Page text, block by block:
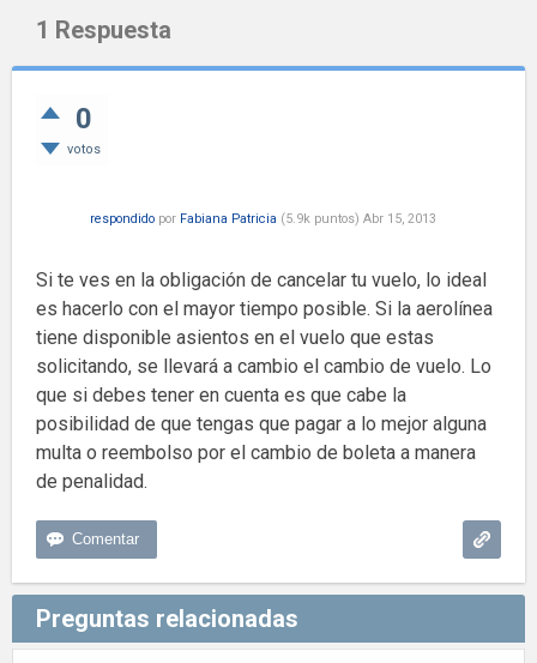
1 Respuesta
0
votos
respondido por Fabiana Patricia (5.9k puntos) Abr 15, 2013
Si te ves en la obligación de cancelar tu vuelo, lo ideal
es hacerlo con el mayor tiempo posible. Si la aerolínea
tiene disponible asientos en el vuelo que estas
solicitando, se llevará a cambio el cambio de vuelo. Lo
que si debes tener en cuenta es que cabe la
posibilidad de que tengas que pagar a lo mejor alguna
multa o reembolso por el cambio de boleta a manera
de penalidad.
Preguntas relacionadas